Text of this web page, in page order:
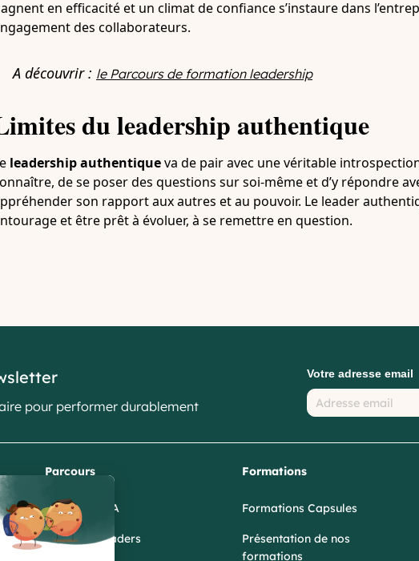
en efficacité et un climat de confiance s’instaure dans
des collaborateurs.
A découvrir : le Parcours de formation leadership
mites du leadership authentique
leadership authentiqueva de pair avec une véritable
de se poser des questions sur soi-même et d’y répondre
son rapport aux autres et au pouvoir. Le leader
et être prêt à évoluer, à se remettre en question.
pour performer durablement
Votre adresse email
Parcours
Parcours CPA
Parcours Leaders
Formations
Formations Capsules
Présentation de nos
formations